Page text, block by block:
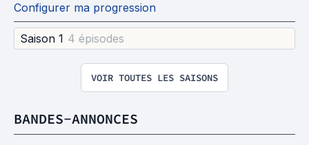
Configurer ma progression
Saison 1 4 épisodes
VOIR TOUTES LES SAISONS
BANDES-ANNONCES